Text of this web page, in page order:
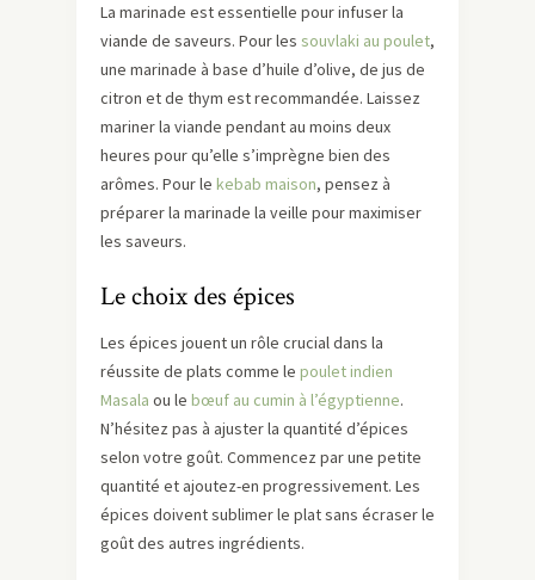
La marinade est essentielle pour infuser la
viande de saveurs. Pour les souvlaki au poulet,
une marinade à base d’huile d’olive, de jus de
citron et de thym est recommandée. Laissez
mariner la viande pendant au moins deux
heures pour qu’elle s’imprègne bien des
arômes. Pour le kebab maison, pensez à
préparer la marinade la veille pour maximiser
les saveurs.
Le choix des épices
Les épices jouent un rôle crucial dans la
réussite de plats comme le poulet indien
Masala ou le bœuf au cumin à l’égyptienne.
N’hésitez pas à ajuster la quantité d’épices
selon votre goût. Commencez par une petite
quantité et ajoutez-en progressivement. Les
épices doivent sublimer le plat sans écraser le
goût des autres ingrédients.